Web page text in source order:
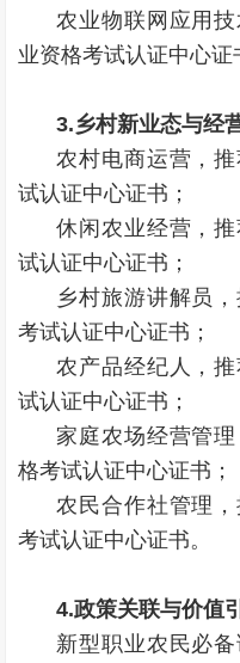
农业物联网应用
业资格考试认证中心证
3.乡村新业态与经
农村电商运营，
试认证中心证书；
休闲农业经营，
试认证中心证书；
乡村旅游讲解员
考试认证中心证书；
农产品经纪人，
试认证中心证书；
家庭农场经营管
格考试认证中心证书；
农民合作社管理
考试认证中心证书。
4.政策关联与价值
新型职业农民必